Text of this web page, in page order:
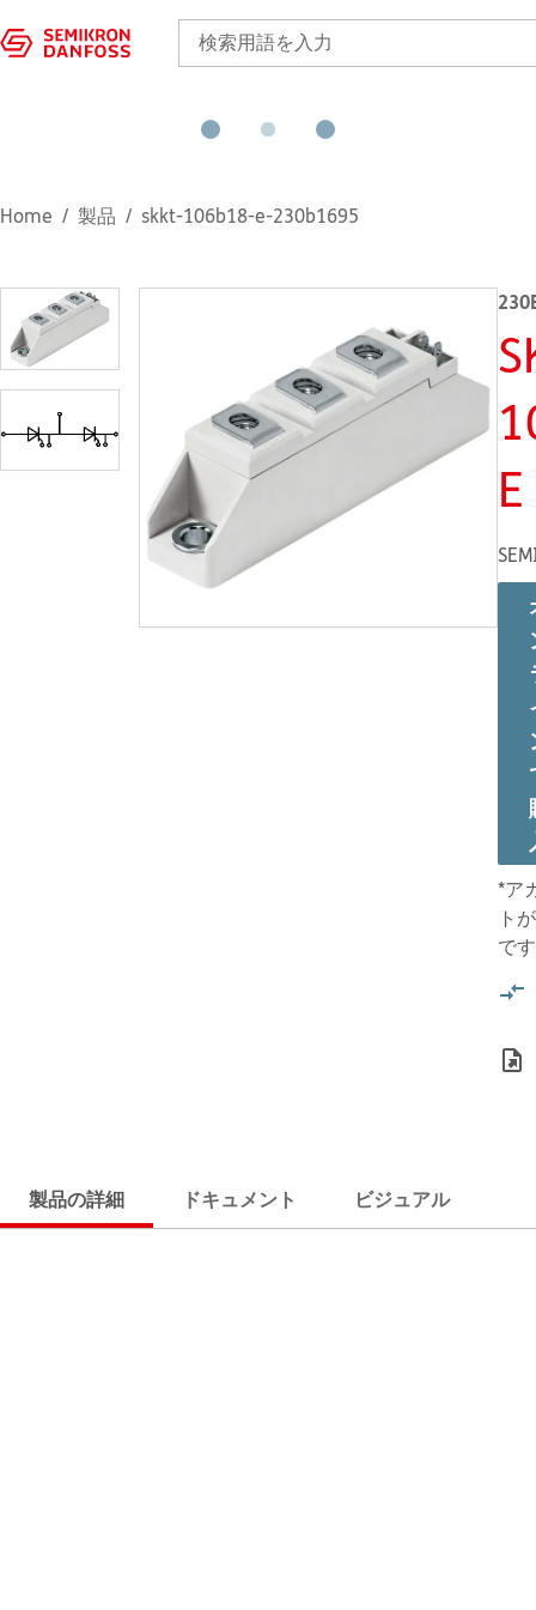
Home 製品 skkt-106b18-e-230b1695
E
*ア
ト
です
製品の詳細 ドキュメント ビジュアル